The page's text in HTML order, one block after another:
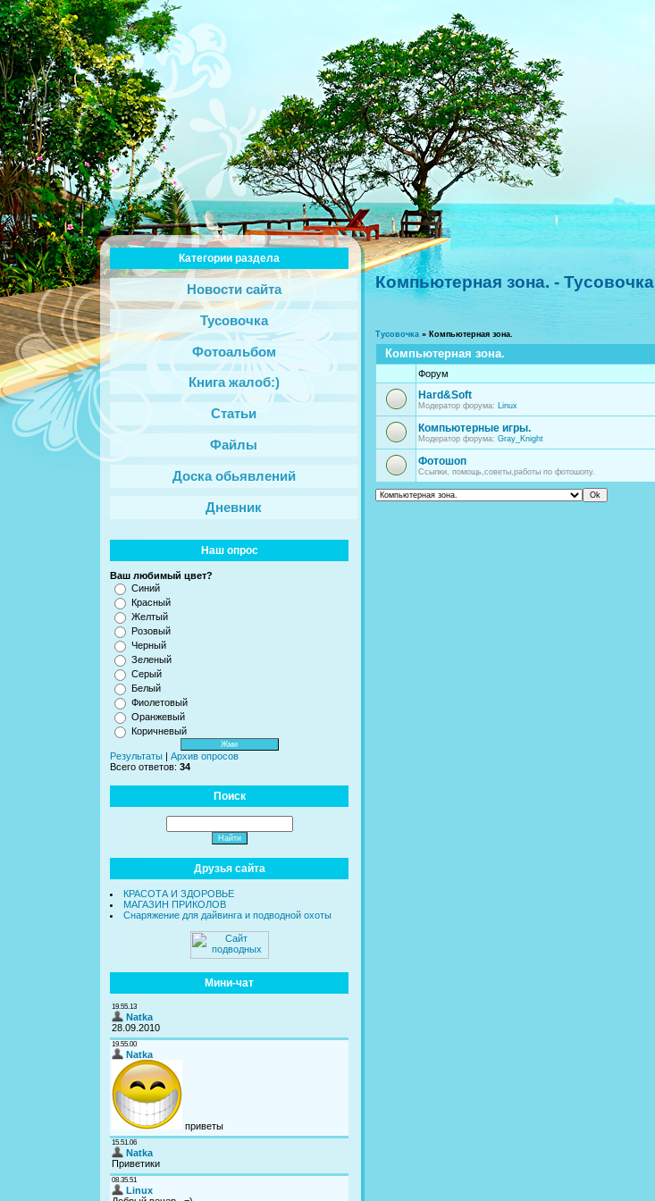
Категории раздела
Новости сайта
Тусовочка
Фотоальбом
Книга жалоб:)
Статьи
Файлы
Доска обьявлений
Дневник
Наш опрос
Ваш любимый цвет?
Синий
Красный
Желтый
Розовый
Черный
Зеленый
Серый
Белый
Фиолетовый
Оранжевый
Коричневый
Результаты
Архив опросов
Всего ответов: 34
Поиск
Друзья сайта
КРАСОТА И ЗДОРОВЬЕ
МАГАЗИН ПРИКОЛОВ
Снаряжение для дайвинга и подводной охоты
Мини-чат
Компьютерная зона. - Тусовочка
Тусовочка » Компьютерная зона.
Компьютерная зона.
Форум
Hard&Soft
Модератор форума: Linux
Компьютерные игры.
Модератор форума: Gray_Knight
Фотошоп
Ссылки, помощь,советы,работы по фотошопу.